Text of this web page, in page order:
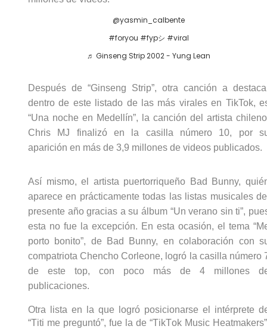
@yasmin_calbente
#foryou #fypシ #viral
♬ Ginseng Strip 2002 - Yung Lean
Después de “Ginseng Strip”, otra canción a
dentro de este listado de las más virales en TikTok,
“Una noche en Medellín”, la canción del artista
Chris MJ finalizó en la casilla número 10, por
aparición en más de 3,9 millones de videos publicados.
Así mismo, el artista puertorriqueño Bad Bunny,
aparece en prácticamente todas las listas musicales
presente año gracias a su álbum “Un verano sin ti”,
esta no fue la excepción. En esta ocasión, el tema
porto bonito”, de Bad Bunny, en colaboración con
compatriota Chencho Corleone, logró la casilla número
de este top, con poco más de 4 millones
publicaciones.
Otra lista en la que logró posicionarse el intérprete
“Titi me preguntó”, fue la de “TikTok Music Heatmakers